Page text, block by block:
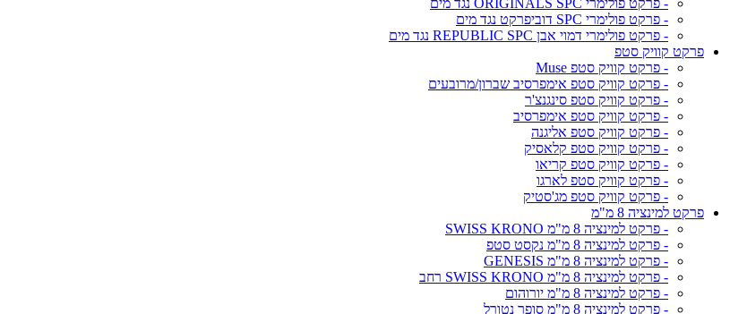
- פרקט פולימרי ORIGINALS SPC נגד מים
- פרקט פולימרי SPC דוביפרקט נגד מים
- פרקט פולימרי דמוי אבן REPUBLIC SPC נגד מים
פרקט קוויק סטפ
- פרקט קוויק סטפ Muse
- פרקט קוויק סטפ אימפרסיב שברון/מרובעים
- פרקט קוויק סטפ סינגנצ'ר
- פרקט קוויק סטפ אימפרסיב
- פרקט קוויק סטפ אליגנה
- פרקט קוויק סטפ קלאסיק
- פרקט קוויק סטפ קריאו
- פרקט קוויק סטפ לארגו
- פרקט קוויק סטפ מג'סטיק
פרקט למינציה 8 מ"מ
- פרקט למינציה 8 מ"מ SWISS KRONO
- פרקט למינציה 8 מ"מ נקסט סטפ
- פרקט למינציה 8 מ"מ GENESIS
- פרקט למינציה 8 מ"מ SWISS KRONO רחב
- פרקט למינציה 8 מ"מ יורוהום
- פרקט למינציה 8 מ"מ סופר נטורל